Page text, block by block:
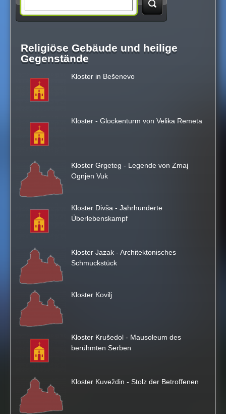
a
h
e
Religiöse Gebäude und heilige
Gegenstände
Kloster in Bešenevo
Kloster - Glockenturm von Velika Remeta
Kloster Grgeteg - Legende von Zmaj
Ognjen Vuk
Kloster Divša - Jahrhunderte
Überlebenskampf
Kloster Jazak - Architektonisches
Schmuckstück
Kloster Kovilj
Kloster Krušedol - Mausoleum des
berühmten Serben
Kloster Kuveždin - Stolz der Betroffenen